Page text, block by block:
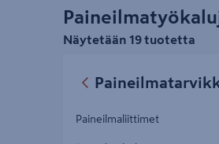
Näytetään 19 tuotetta
Paineilmaliittimet